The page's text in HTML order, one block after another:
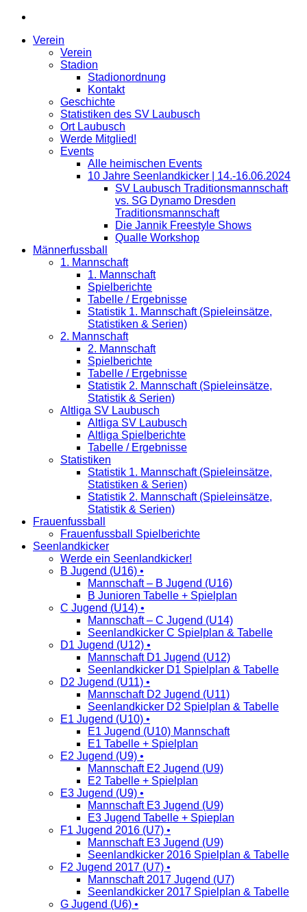
Verein
Verein
Stadion
Stadionordnung
Kontakt
Geschichte
Statistiken des SV Laubusch
Ort Laubusch
Werde Mitglied!
Events
Alle heimischen Events
10 Jahre Seenlandkicker | 14.-16.06.2024
SV Laubusch Traditionsmannschaft
vs. SG Dynamo Dresden
Traditionsmannschaft
Die Jannik Freestyle Shows
Qualle Workshop
Männerfussball
1. Mannschaft
1. Mannschaft
Spielberichte
Tabelle / Ergebnisse
Statistik 1. Mannschaft (Spieleinsätze,
Statistiken & Serien)
2. Mannschaft
2. Mannschaft
Spielberichte
Tabelle / Ergebnisse
Statistik 2. Mannschaft (Spieleinsätze,
Statistik & Serien)
Altliga SV Laubusch
Altliga SV Laubusch
Altliga Spielberichte
Tabelle / Ergebnisse
Statistiken
Statistik 1. Mannschaft (Spieleinsätze,
Statistiken & Serien)
Statistik 2. Mannschaft (Spieleinsätze,
Statistik & Serien)
Frauenfussball
Frauenfussball Spielberichte
Seenlandkicker
Werde ein Seenlandkicker!
B Jugend (U16) •
Mannschaft – B Jugend (U16)
B Junioren Tabelle + Spielplan
C Jugend (U14) •
Mannschaft – C Jugend (U14)
Seenlandkicker C Spielplan & Tabelle
D1 Jugend (U12) •
Mannschaft D1 Jugend (U12)
Seenlandkicker D1 Spielplan & Tabelle
D2 Jugend (U11) •
Mannschaft D2 Jugend (U11)
Seenlandkicker D2 Spielplan & Tabelle
E1 Jugend (U10) •
E1 Jugend (U10) Mannschaft
E1 Tabelle + Spielplan
E2 Jugend (U9) •
Mannschaft E2 Jugend (U9)
E2 Tabelle + Spielplan
E3 Jugend (U9) •
Mannschaft E3 Jugend (U9)
E3 Jugend Tabelle + Spieplan
F1 Jugend 2016 (U7) •
Mannschaft E3 Jugend (U9)
Seenlandkicker 2016 Spielplan & Tabelle
F2 Jugend 2017 (U7) •
Mannschaft 2017 Jugend (U7)
Seenlandkicker 2017 Spielplan & Tabelle
G Jugend (U6) •